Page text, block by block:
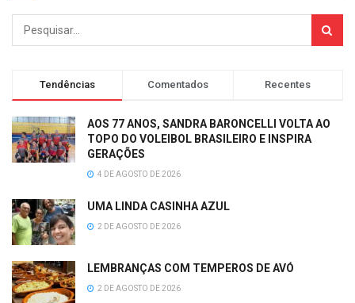
Tendências Comentados Recentes
AOS 77 ANOS, SANDRA BARONCELLI VOLTA AO
TOPO DO VOLEIBOL BRASILEIRO E INSPIRA
GERAÇÕES
4 DE AGOSTO DE 2026
UMA LINDA CASINHA AZUL
2 DE AGOSTO DE 2026
LEMBRANÇAS COM TEMPEROS DE AVÓ
2 DE AGOSTO DE 2026